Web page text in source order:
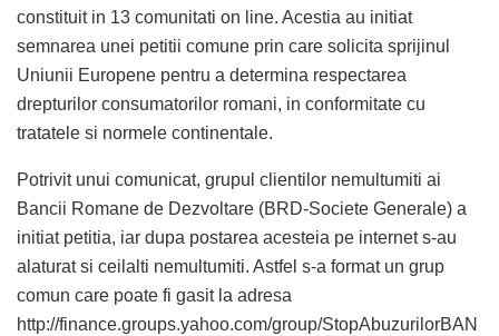
constituit in 13 comunitati on line. Acestia au initiat
semnarea unei petitii comune prin care solicita sprijinul
Uniunii Europene pentru a determina respectarea
drepturilor consumatorilor romani, in conformitate cu
tratatele si normele continentale.
Potrivit unui comunicat, grupul clientilor nemultumiti ai
Bancii Romane de Dezvoltare (BRD-Societe Generale) a
initiat petitia, iar dupa postarea acesteia pe internet s-au
alaturat si ceilalti nemultumiti. Astfel s-a format un grup
comun care poate fi gasit la adresa
http://finance.groups.yahoo.com/group/StopAbuzurilorBAN